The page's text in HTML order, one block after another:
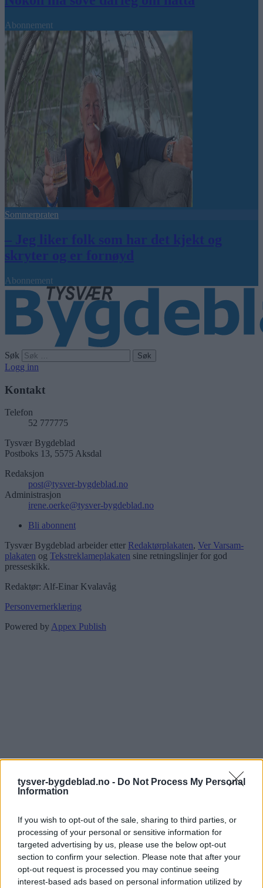
tysver-bygdeblad.no - Do Not Process My Personal
Information
If you wish to opt-out of the sale, sharing to third parties, or
processing of your personal or sensitive information for
targeted advertising by us, please use the below opt-out
section to confirm your selection. Please note that after your
opt-out request is processed you may continue seeing
interest-based ads based on personal information utilized by
Abonnement
Sommerpraten
– Jeg liker folk som har det kjekt og
skryter og er fornøyd
Abonnement
Søk
Logg inn
Kontakt
Telefon
52 777775
Tysvær Bygdeblad
Postboks 13, 5575 Aksdal
Redaksjon
post@tysver-bygdeblad.no
Administrasjon
irene.oerke@tysver-bygdeblad.no
Bli abonnent
Tysvær Bygdeblad arbeider etter Redaktørplakaten, Ver Varsam-
plakaten og Tekstreklameplakaten sine retningslinjer for god
presseskikk.
Redaktør: Alf-Einar Kvalavåg
Personvernerklæring
Powered byAppex Publish